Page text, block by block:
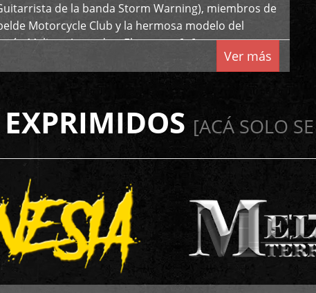
de la banda Storm Warning), miembros de
Motorcycle Club y la hermosa modelo del
Melissa Acevedo. El potente […]
Ver más
EXPRIMIDOS [ACÁ SOLO